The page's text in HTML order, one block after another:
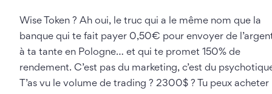
Wise Token ? Ah oui, le truc qui a le même nom que la
banque qui te fait payer 0,50€ pour envoyer de
à ta tante en Pologne… et qui te promet 150% de
rendement. C’est pas du marketing, c’est du
T’as vu le volume de trading ? 2300$ ? Tu peux acheter